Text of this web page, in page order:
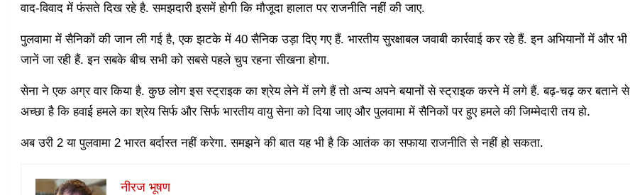
वाद-विवाद में फंसते दिख रहे है. समझदारी इसमें होगी कि मौजूदा हालात पर राजनीति नहीं की जाए.
पुलवामा में सैनिकों की जान ली गई है, एक झटके में 40 सैनिक उड़ा दिए गए हैं. भारतीय सुरक्षाबल जवाबी कार्रवाई कर रहे हैं. इन अभियानों में और भी
जानें जा रही हैं. इन सबके बीच सभी को सबसे पहले चुप रहना सीखना होगा.
सेना ने एक अग्र वार किया है. कुछ लोग इस स्ट्राइक का श्रेय लेने में लगे हैं तो अन्य अपने बयानों से स्ट्राइक करने में लगे हैं. बढ़-चढ़ कर बताने से
अच्छा है कि हवाई हमले का श्रेय सिर्फ और सिर्फ भारतीय वायु सेना को दिया जाए और पुलवामा में सैनिकों पर हुए हमले की जिम्मेदारी तय हो.
अब उरी 2 या पुलवामा 2 भारत बर्दास्त नहीं करेगा. समझने की बात यह भी है कि आतंक का सफाया राजनीति से नहीं हो सकता.
नीरज भूषण